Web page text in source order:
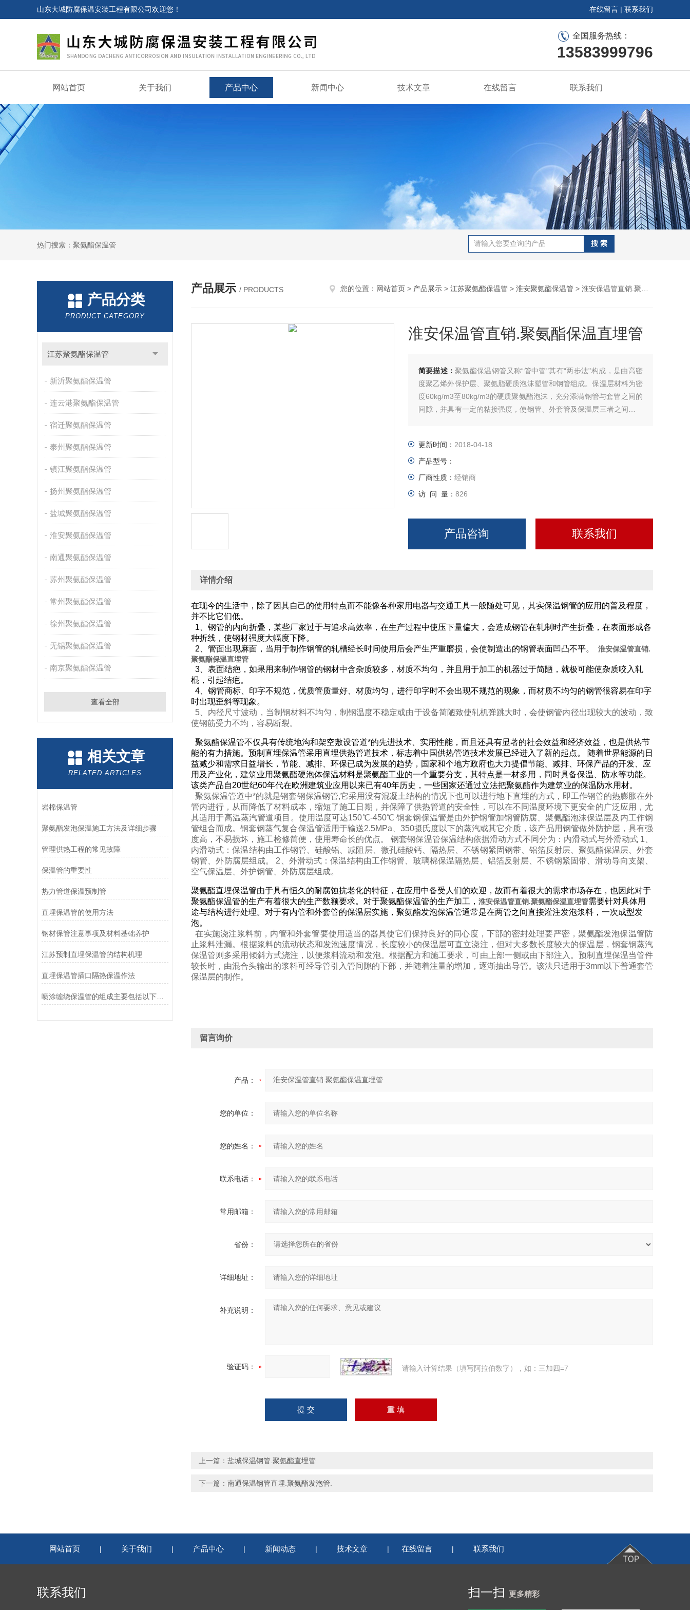
山东大城防腐保温安装工程有限公司欢迎您！ 在线留言 | 联系我们
全国服务热线：
13583999796
网站首页 关于我们 产品中心 新闻中心 技术文章 在线留言 联系我们
热门搜索：聚氨酯保温管
产品分类
PRODUCT CATEGORY
江苏聚氨酯保温管
新沂聚氨酯保温管
连云港聚氨酯保温管
宿迁聚氨酯保温管
泰州聚氨酯保温管
镇江聚氨酯保温管
扬州聚氨酯保温管
盐城聚氨酯保温管
淮安聚氨酯保温管
南通聚氨酯保温管
苏州聚氨酯保温管
常州聚氨酯保温管
徐州聚氨酯保温管
无锡聚氨酯保温管
南京聚氨酯保温管
查看全部
相关文章
RELATED ARTICLES
岩棉保温管
聚氨酯发泡保温施工方法及详细步骤
管理供热工程的常见故障
保温管的重要性
热力管道保温预制管
直埋保温管的使用方法
钢材保管注意事项及材料基础养护
江苏预制直埋保温管的结构机理
直埋保温管插口隔热保温作法
喷涂缠绕保温管的组成主要包括以下几部分
产品展示 / PRODUCTS 您的位置： 网站首页 > 产品展示 > 江苏聚氨酯保温管 > 淮安聚氨酯保温管 > 淮安保温管直销.聚氨酯保温直埋管
淮安保温管直销.聚氨酯保温直埋管
简要描述： 聚氨酯保温钢管又称“管中管"其有“两步法"构成，是由高密
度聚乙烯外保护层、聚氨脂硬质泡沫塑管和钢管组成。保温层材料为密
度60kg/m3至80kg/m3的硬质聚氨酯泡沫，充分添满钢管与套管之间的
间隙，并具有一定的粘接强度，使钢管、外套管及保温层三者之间形成
更新时间： 2018-04-18
产品型号：
厂商性质： 经销商
访 问 量： 826
产品咨询 联系我们
详情介绍
在现今的生活中，除了因其自己的使用特点而不能像各种家用电器与交通工具一般随处可见，其实保温钢管的应用的普及程度，
并不比它们低。
1、钢管的内向折叠，某些厂家过于与追求高效率，在生产过程中使压下量偏大，会造成钢管在轧制时产生折叠，在表面形成各
种折线，使钢材强度大幅度下降。
2、管面出现麻面，当用于制作钢管的轧槽经长时间使用后会产生严重磨损，会使制造出的钢管表面凹凸不平。 淮安保温管直销.
聚氨酯保温直埋管
3、表面结疤，如果用来制作钢管的钢材中含杂质较多，材质不均匀，并且用于加工的机器过于简陋，就极可能使杂质咬入轧
棍，引起结疤。
4、钢管商标、印字不规范，优质管质量好、材质均匀，进行印字时不会出现不规范的现象，而材质不均匀的钢管很容易在印字
时出现歪斜等现象。
5、内径尺寸波动，当制钢材料不均匀，制钢温度不稳定或由于设备简陋致使轧机弹跳大时，会使钢管内径出现较大的波动，致
使钢筋受力不均，容易断裂。
聚氨酯保温管不仅具有传统地沟和架空敷设管道*的先进技术、实用性能，而且还具有显著的社会效益和经济效益，也是供热节
能的有力措施。预制直埋保温管采用直埋供热管道技术，标志着中国供热管道技术发展已经进入了新的起点。 随着世界能源的日
益减少和需求日益增长，节能、减排、环保已成为发展的趋势，国家和个地方政府也大力提倡节能、减排、环保产品的开发、应
用及产业化，建筑业用聚氨酯硬泡体保温材料是聚氨酯工业的一个重要分支，其特点是一材多用，同时具备保温、防水等功能。
该类产品自20世纪60年代在欧洲建筑业应用以来已有40年历史，一些国家还通过立法把聚氨酯作为建筑业的保温防水用材。
聚氨保温管道中*的就是钢套钢保温钢管,它采用没有混凝土结构的情况下也可以进行地下直埋的方式，即工作钢管的热膨胀在外
管内进行，从而降低了材料成本，缩短了施工日期，并保障了供热管道的安全性，可以在不同温度环境下更安全的广泛应用，尤
其适用于高温蒸汽管道项目。使用温度可达150℃-450℃ 钢套钢保温管是由外护钢管加钢管防腐、聚氨酯泡沫保温层及内工作钢
管组合而成。钢套钢蒸气复合保温管适用于输送2.5MPa、350摄氏度以下的蒸汽或其它介质，该产品用钢管做外防护层，具有强
度高，不易损坏，施工检修简便，使用寿命长的优点。 钢套钢保温管保温结构依据滑动方式不同分为：内滑动式与外滑动式 1、
内滑动式：保温结构由工作钢管、硅酸铝、减阻层、微孔硅酸钙、隔热层、不锈钢紧固钢带、铝箔反射层、聚氨酯保温层、外套
钢管、外防腐层组成。 2、外滑动式：保温结构由工作钢管、玻璃棉保温隔热层、铝箔反射层、不锈钢紧固带、滑动导向支架、
空气保温层、外护钢管、外防腐层组成。
聚氨酯直埋保温管由于具有恒久的耐腐蚀抗老化的特征，在应用中备受人们的欢迎，故而有着很大的需求市场存在，也因此对于
聚氨酯保温管的生产有着很大的生产数额要求。对于聚氨酯保温管的生产加工， 淮安保温管直销.聚氨酯保温直埋管需要针对具体用
途与结构进行处理。对于有内管和外套管的保温层实施，聚氨酯发泡保温管通常是在两管之间直接灌注发泡浆料，一次成型发
泡。
在实施浇注浆料前，内管和外套管要使用适当的器具使它们保持良好的同心度，下部的密封处理要严密，聚氨酯发泡保温管防
止浆料泄漏。根据浆料的流动状态和发泡速度情况，长度较小的保温层可直立浇注，但对大多数长度较大的保温层，钢套钢蒸汽
保温管则多采用倾斜方式浇注，以便浆料流动和发泡。根据配方和施工要求，可由上部一侧或由下部注入。预制直埋保温当管件
较长时，由混合头输出的浆料可经导管引入管间隙的下部， 并随着注量的增加，逐渐抽出导管。该法只适用于3mm以下普通套管
保温层的制作。
留言询价
产品：
您的单位：
您的姓名：
联系电话：
常用邮箱：
省份：
详细地址：
补充说明：
验证码： 请输入计算结果（填写阿拉伯数字），如：三加四=7
上一篇： 盐城保温钢管.聚氨酯直埋管
下一篇： 南通保温钢管直埋.聚氨酯发泡管.
网站首页 | 关于我们 | 产品中心 | 新闻动态 | 技术文章 | 在线留言 | 联系我们
联系我们 扫一扫 更多精彩